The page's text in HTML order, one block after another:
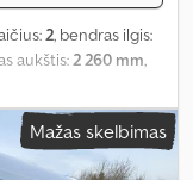
2, bendras ilgis:
aukštis:2 260 mm,
Mažas skelbimas